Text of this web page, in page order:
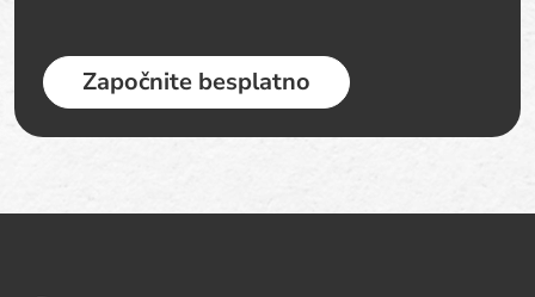
Započnite besplatno